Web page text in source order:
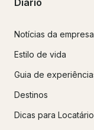
Notícias da empresa
Estilo de vida
Guia de
Destinos
Dicas para